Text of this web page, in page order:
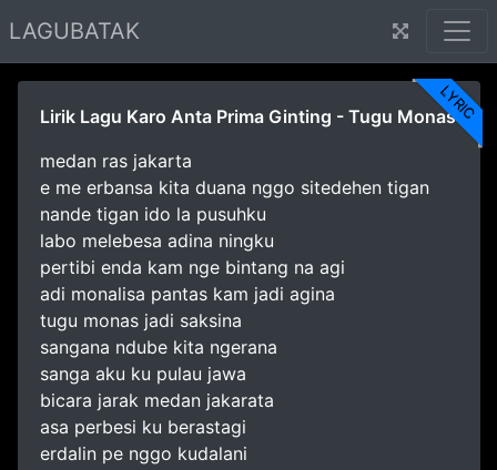
LAGUBATAK
LYRIC
Lirik Lagu Karo Anta Prima Ginting - Tugu Monas
medan ras jakarta
e me erbansa kita duana nggo sitedehen tigan
nande tigan ido la pusuhku
labo melebesa adina ningku
pertibi enda kam nge bintang na agi
adi monalisa pantas kam jadi agina
tugu monas jadi saksina
sangana ndube kita ngerana
sanga aku ku pulau jawa
bicara jarak medan jakarata
asa perbesi ku berastagi
erdalin pe nggo kudalani